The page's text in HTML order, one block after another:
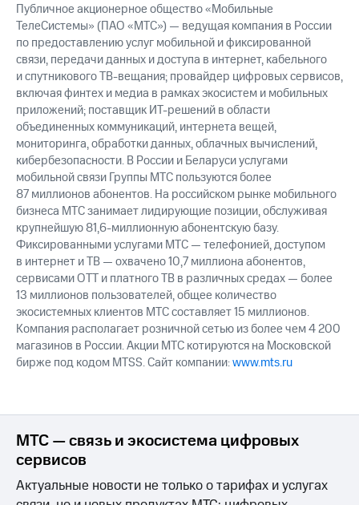
Публичное акционерное общество «Мобильные
ТелеСистемы» (ПАО «МТС») — ведущая компания в России
по предоставлению услуг мобильной и фиксированной
связи, передачи данных и доступа в интернет, кабельного
и спутникового ТВ-вещания; провайдер цифровых сервисов,
включая финтех и медиа в рамках экосистем и мобильных
приложений; поставщик ИТ-решений в области
объединенных коммуникаций, интернета вещей,
мониторинга, обработки данных, облачных вычислений,
кибербезопасности. В России и Беларуси услугами
мобильной связи Группы МТС пользуются более
87 миллионов абонентов. На российском рынке мобильного
бизнеса МТС занимает лидирующие позиции, обслуживая
крупнейшую 81,6-миллионную абонентскую базу.
Фиксированными услугами МТС — телефонией, доступом
в интернет и ТВ — охвачено 10,7 миллиона абонентов,
сервисами OTT и платного ТВ в различных средах — более
13 миллионов пользователей, общее количество
экосистемных клиентов МТС составляет 15 миллионов.
Компания располагает розничной сетью из более чем 4 200
магазинов в России. Акции МТС котируются на Московской
бирже под кодом MTSS. Сайт компании:www.mts.ru
МТС — связь и экосистема цифровых
сервисов
Актуальные новости не только о тарифах и услугах